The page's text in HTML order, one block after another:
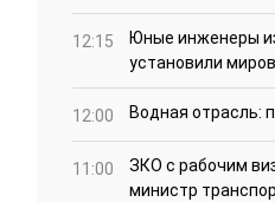
12:15
Юные инженеры
установили
12:00 Водная отрасль:
11:00
ЗКО с рабочим
министр